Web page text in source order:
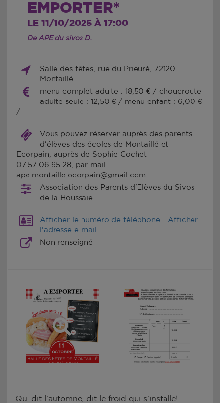
EMPORTER*
LE 11/10/2025 À 17:00
De APE du sivos D.
Salle des fêtes, rue du Prieuré, 72120
Montaillé
menu complet adulte : 18,50 € / choucroute
adulte seule : 12,50 € / menu enfant : 6,00 €
/
Vous pouvez réserver auprès des parents
d'élèves des écoles de Montaillé et
Ecorpain, auprès de Sophie Cochet
07.57.06.95.28, par mail
ape.montaille.ecorpain@gmail.com
Association des Parents d'Elèves du Sivos
de la Houssaie
Afficher le numéro de téléphone - Afficher
l'adresse e-mail
Non renseigné
Qui dit l'automne, dit le froid qui s'installe!